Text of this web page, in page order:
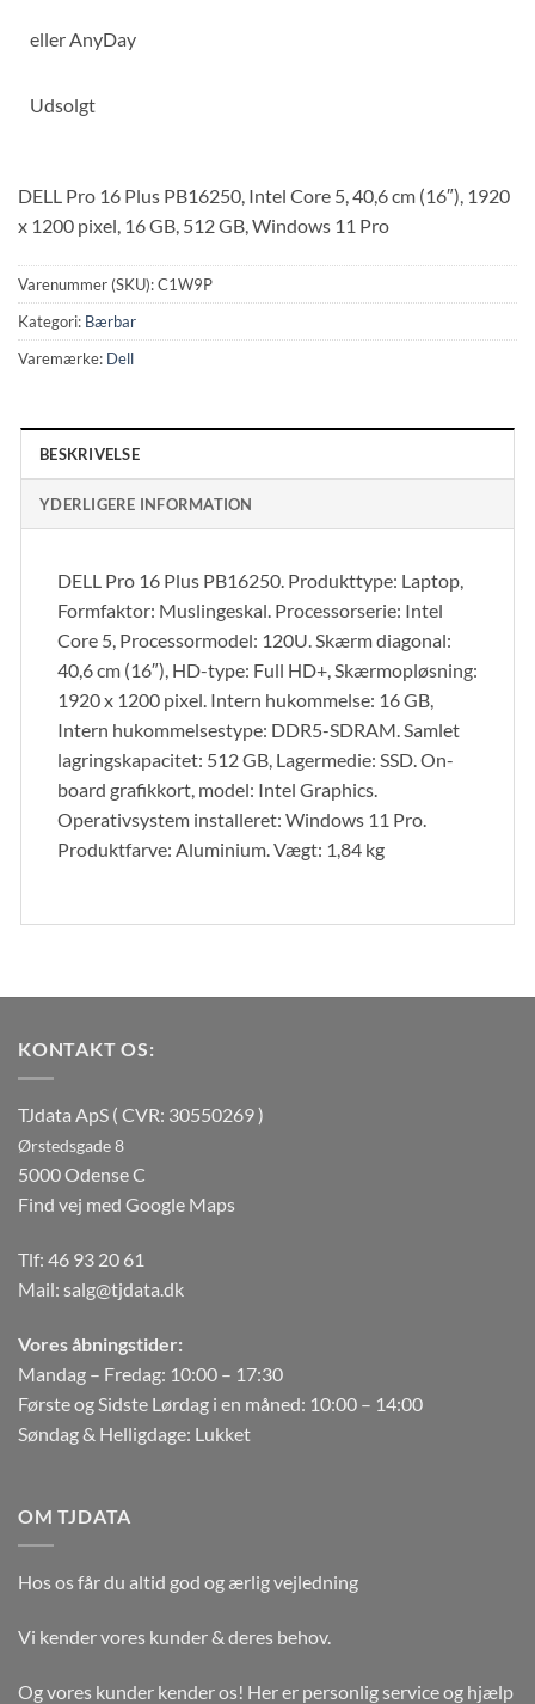
ellerAnyDay
Udsolgt
DELL Pro 16 Plus PB16250, Intel Core 5, 40,6 cm (16″), 1920
x 1200 pixel, 16 GB, 512 GB, Windows 11 Pro
Varenummer (SKU):C1W9P
Kategori: Bærbar
Varemærke: Dell
BESKRIVELSE
YDERLIGERE INFORMATION
DELL Pro 16 Plus PB16250. Produkttype: Laptop,
Formfaktor: Muslingeskal. Processorserie: Intel
Core 5, Processormodel: 120U. Skærm diagonal:
40,6 cm (16″), HD-type: Full HD+, Skærmopløsning:
1920 x 1200 pixel. Intern hukommelse: 16 GB,
Intern hukommelsestype: DDR5-SDRAM. Samlet
lagringskapacitet: 512 GB, Lagermedie: SSD. On-
board grafikkort, model: Intel Graphics.
Operativsystem installeret: Windows 11 Pro.
Produktfarve: Aluminium. Vægt: 1,84 kg
KONTAKT OS:
TJdata ApS ( CVR: 30550269 )
Ørstedsgade 8
5000 Odense C
Find vej med Google Maps
Tlf: 46 93 20 61
Mail: salg@tjdata.dk
Vores åbningstider:
Mandag – Fredag: 10:00 – 17:30
Første og Sidste Lørdag i en måned: 10:00 – 14:00
Søndag & Helligdage: Lukket
OM TJDATA
Hos os får du altid god og ærlig vejledning
Vi kender vores kunder & deres behov.
Og vores kunder kender os! Her er personlig service og hjælp